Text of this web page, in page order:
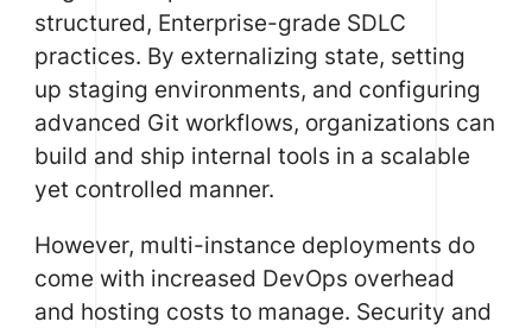
structured, Enterprise-grade SDLC
practices. By externalizing state, setting
up staging environments, and configuring
advanced Git workflows, organizations can
build and ship internal tools in a scalable
yet controlled manner.
However, multi-instance deployments do
come with increased DevOps overhead
and hosting costs to manage. Security and